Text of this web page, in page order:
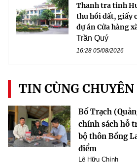
Thanh tra tỉnh
thu hồi đất, giấy
dự án Cửa hàng
Trần Quý
16:28 05/08/2026
TIN CÙNG CHUYÊN
Bố Trạch
chính sách hỗ
bộ thôn Bồng
điểm
Lê Hữu Chính